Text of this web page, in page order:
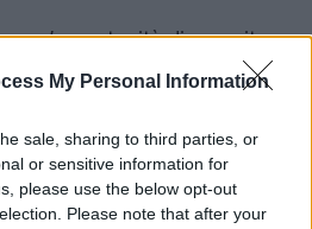
My Personal Information
sale, sharing to third parties, or
or sensitive information for
please use the below opt-out
Please note that after your
un’opportunità di crescita
È un periodo da
necessità di stabilità. Con il
sotto questo segno possono
in un mese ricco di